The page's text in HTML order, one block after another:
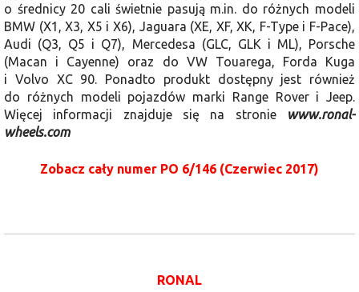
o średnicy 20 cali świetnie pasują m.in. do różnych modeli
BMW (X1, X3, X5 i X6), Jaguara (XE, XF, XK, F-Type i F-Pace),
Audi (Q3, Q5 i Q7), Mercedesa (GLC, GLK i ML), Porsche
(Macan i Cayenne) oraz do VW Touarega, Forda Kuga
i Volvo XC 90. Ponadto produkt dostępny jest również
do różnych modeli pojazdów marki Range Rover i Jeep.
Więcej informacji znajduje się na stronie
www.ronal-
wheels.com
Zobacz cały numer PO 6/146 (Czerwiec 2017)
RONAL